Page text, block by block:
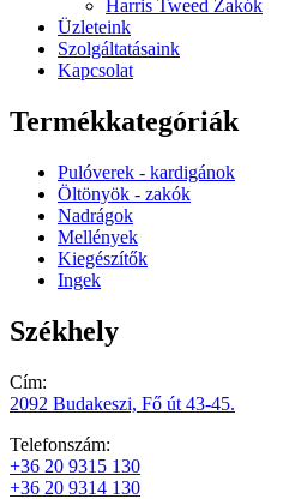
Harris Tweed Zakók
Üzleteink
Szolgáltatásaink
Kapcsolat
Termékkategóriák
Pulóverek - kardigánok
Öltönyök - zakók
Nadrágok
Mellények
Kiegészítők
Ingek
Székhely
Cím:
2092 Budakeszi, Fő út 43-45.
Telefonszám:
+36 20 9315 130
+36 20 9314 130